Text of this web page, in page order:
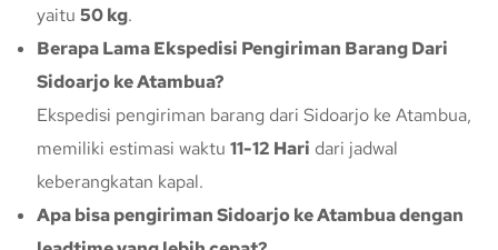
yaitu 50 kg.
Berapa Lama Ekspedisi Pengiriman Barang Dari
Sidoarjo ke Atambua?
Ekspedisi pengiriman barang dari Sidoarjo ke Atambua,
memiliki estimasi waktu 11-12 Hari dari jadwal
keberangkatan kapal.
Apa bisa pengiriman Sidoarjo ke Atambua dengan